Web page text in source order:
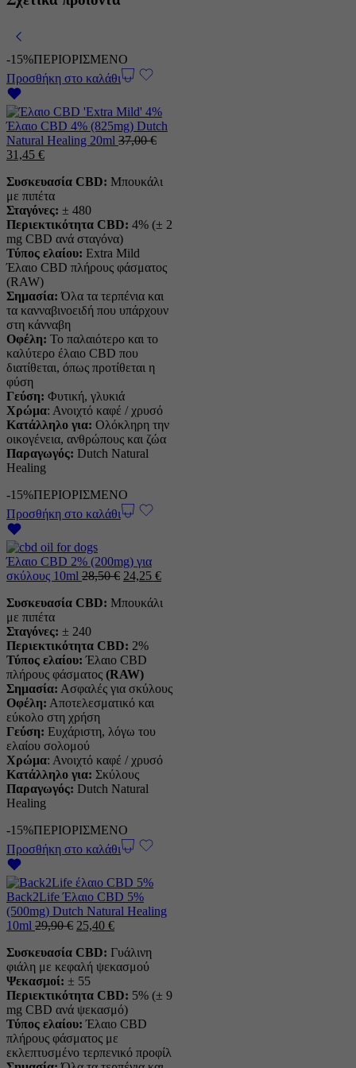
-15%ΠΕΡΙΟΡΙΣΜΕΝΟ
Προσθήκη στο καλάθι
Έλαιο CBD 4% (825mg) Dutch
Natural Healing 20ml 37,00€
Η
τιμή
ήταν:
37,00 €.
31,45 €Η
τιμή
είναι:
31,45 €.
Συσκευασία CBD: Μπουκάλι
με πιπέτα
Σταγόνες: ± 480
Περιεκτικότητα CBD: 4% (± 2
mg CBD ανά σταγόνα)
Τύπος ελαίου: Extra Mild
Έλαιο CBD πλήρους φάσματος
(RAW)
Σημασία: Όλα τα τερπένια και
τα κανναβινοειδή που υπάρχουν
στη κάνναβη
Οφέλη: Το παλαιότερο και το
καλύτερο έλαιο CBD που
διατίθεται, όπως προτίθεται η
φύση
Γεύση: Φυτική, γλυκιά
Χρώμα: Ανοιχτό καφέ / χρυσό
Κατάλληλο για: Ολόκληρη την
οικογένεια, ανθρώπους και ζώα
Παραγωγός: Dutch Natural
Healing
-15%ΠΕΡΙΟΡΙΣΜΕΝΟ
Προσθήκη στο καλάθι
Έλαιο CBD 2% (200mg) για
σκύλους 10ml 28,50€ Η
τιμή
24,25 €Η
τιμή
Συσκευασία CBD: Μπουκάλι
με πιπέτα
Σταγόνες: ± 240
Περιεκτικότητα CBD: 2%
Τύπος ελαίου: Έλαιο CBD
πλήρους φάσματος (RAW)
Σημασία: Ασφαλές για σκύλους
Οφέλη: Αποτελεσματικό και
εύκολο στη χρήση
Γεύση: Ευχάριστη, λόγω του
ελαίου σολομού
Χρώμα: Ανοιχτό καφέ / χρυσό
Κατάλληλο για: Σκύλους
Παραγωγός: Dutch Natural
Healing
-15%ΠΕΡΙΟΡΙΣΜΕΝΟ
Προσθήκη στο καλάθι
Back2Life Έλαιο CBD 5%
(500mg) Dutch Natural Healing
10ml 29,90€ Η
τιμή
ήταν:
29,90 €.
25,40 €Η
τιμή
είναι:
Συσκευασία CBD: Γυάλινη
φιάλη με κεφαλή ψεκασμού
Ψεκασμοί: ± 55
Περιεκτικότητα CBD: 5% (± 9
mg CBD ανά ψεκασμό)
Τύπος ελαίου: Έλαιο CBD
πλήρους φάσματος με
εκλεπτυσμένο τερπενικό προφίλ